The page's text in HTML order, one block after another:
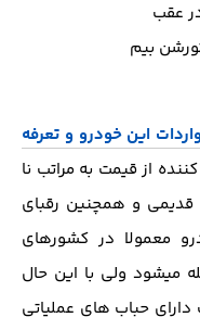
عقب
بیم
واردات این خودرو و تعرفه
از قیمت به مراتب نا
قدیمی و همچنین رقبای
معمولا در کشورهای
میشود ولی با این حال
حباب های عملیاتی